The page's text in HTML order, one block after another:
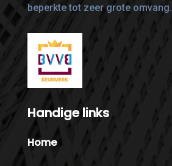
beperkte tot zeer grote omvang.
Handige links
Home